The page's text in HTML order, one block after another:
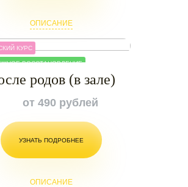
ОПИСАНИЕ
КУРС
ВОССТАНОВЛЕНИЕ
родов (в зале)
от 490 рублей
ОПИСАНИЕ
УЗНАТЬ ПОДРОБНЕЕ